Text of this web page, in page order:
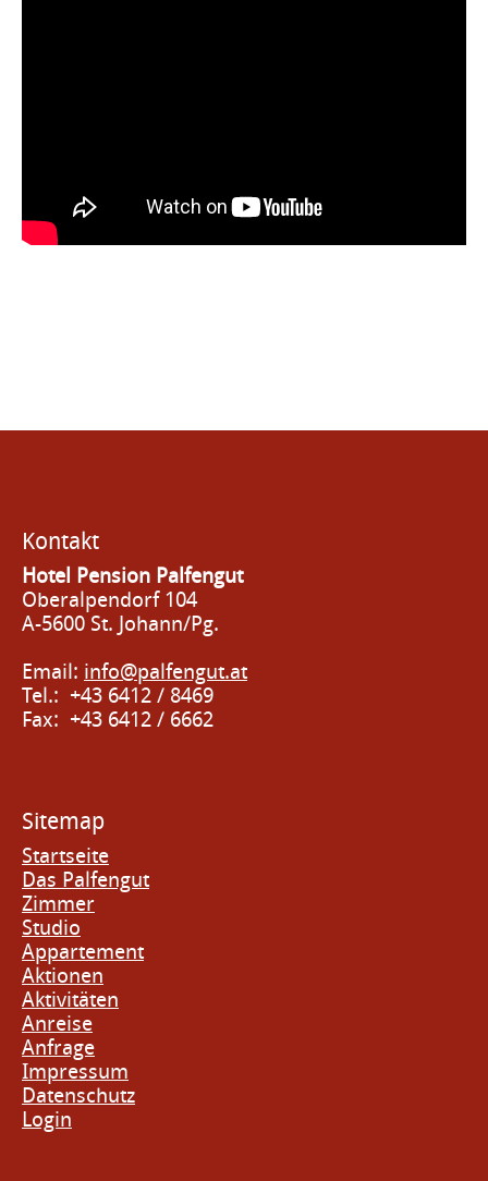
Kontakt
Hotel Pension Palfengut
Oberalpendorf 104
A-5600 St. Johann/Pg.
Email: info@palfengut.at
Tel.: +43 6412 / 8469
Fax: +43 6412 / 6662
Sitemap
Startseite
Das Palfengut
Zimmer
Studio
Appartement
Aktionen
Aktivitäten
Anreise
Anfrage
Impressum
Datenschutz
Login